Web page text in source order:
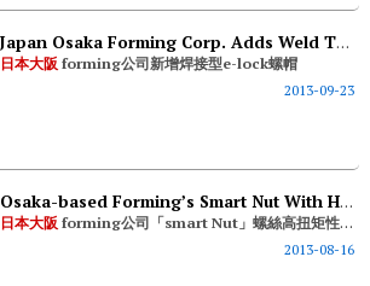
Japan Osaka Forming Corp. Adds Weld Type Nut To Its E-lock Nut Series
日本大阪forming公司新增焊接型e-lock螺帽
2013-09-23
Osaka-based Forming’s Smart Nut With High Torque Value Certified By The Official Testing Lab
日本大阪forming公司「smart Nut」螺絲高扭矩性能獲公家實驗機關認證
2013-08-16